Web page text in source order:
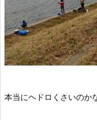
本当にヘドロくさいのか